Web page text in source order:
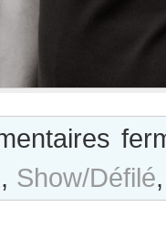
, Show/Défilé,